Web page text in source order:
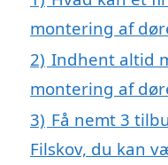
montering af
2) Indhent altid
montering af
3) Få nemt 3
Filskov, du kan